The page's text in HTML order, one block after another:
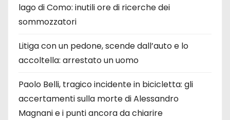
lago di Como: inutili ore di ricerche dei
sommozzatori
Litiga con un pedone, scende dall’auto e lo
accoltella: arrestato un uomo
Paolo Belli, tragico incidente in bicicletta: gli
accertamenti sulla morte di Alessandro
Magnani e i punti ancora da chiarire